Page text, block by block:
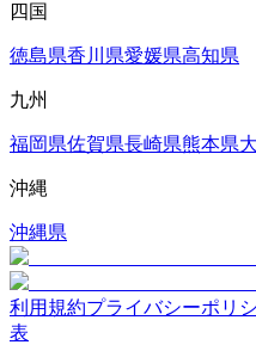
四国
徳島県香川県愛媛県高知県
九州
福岡県佐賀県長崎県熊本県
沖縄
沖縄県
利用規約プライバシーポリ
表